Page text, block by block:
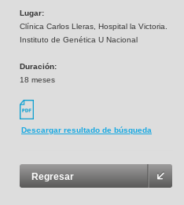
Lugar:
Clínica Carlos Lleras, Hospital la Victoria.
Instituto de Genética U Nacional
Duración:
18 meses
Descargar resultado de búsqueda
Regresar